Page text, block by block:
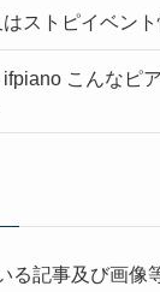
ストピイベン
こんなピ
る記事及び画像